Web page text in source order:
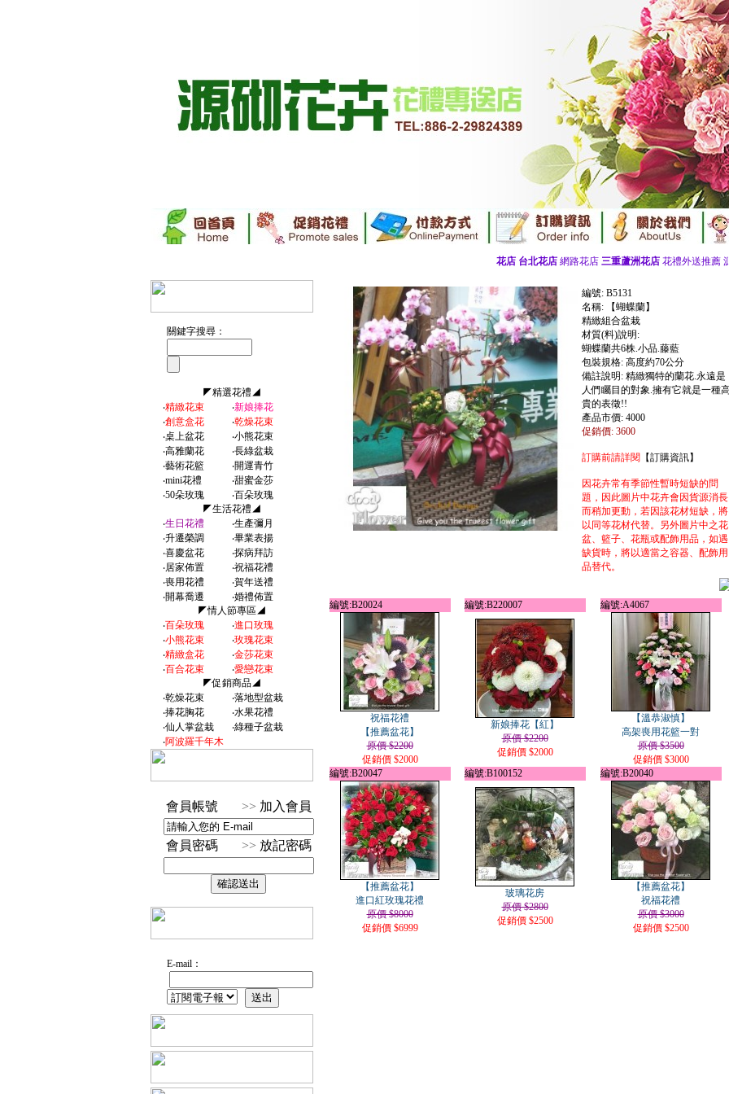
花店台北花店網路花店三重蘆洲花店花禮外送推薦 源
關鍵字搜尋：
◤精選花禮◢
‧精緻花束 ‧新娘捧花
‧創意盒花 ‧乾燥花束
‧桌上盆花 ‧小熊花束
‧高雅蘭花 ‧長綠盆栽
‧藝術花籃 ‧開運青竹
‧mini花禮 ‧甜蜜金莎
‧50朵玫瑰 ‧百朵玫瑰
◤生活花禮◢
‧生日花禮 ‧生產彌月
‧升遷榮調 ‧畢業表揚
‧喜慶盆花 ‧探病拜訪
‧居家佈置 ‧祝福花禮
‧喪用花禮 ‧賀年送禮
‧開幕喬遷 ‧婚禮佈置
◤情人節專區◢
‧百朵玫瑰 ‧進口玫瑰
‧小熊花束 ‧玫瑰花束
‧精緻盒花 ‧金莎花束
‧百合花束 ‧愛戀花束
◤促銷商品◢
‧乾燥花束 ‧落地型盆栽
‧捧花胸花 ‧水果花禮
‧仙人掌盆栽 ‧綠種子盆栽
‧阿波羅千年木
會員帳號 >> 加入會員
會員密碼 >> 放記密碼
E-mail：
編號: B5131
名稱: 【蝴蝶蘭】
精緻組合盆栽
材質(料)說明:
蝴蝶蘭共6株.小品.藤藍
包裝規格: 高度約70公分
備註說明: 精緻獨特的蘭花.永遠是
人們矚目的對象.擁有它就是一種
貴的表徵!!
產品市價: 4000
促銷價: 3600
訂購前請詳閱 【訂購資訊】
因花卉常有季節性暫時短缺的問
題，因此圖片中花卉會因貨源消長
而稍加更動，若因該花材短缺，將
以同等花材代替。另外圖片中之花
盆、籃子、花瓶或配飾用品，如遇
缺貨時，將以適當之容器、配飾用
品替代。
編號:B20024 編號:B220007 編號:A4067
祝福花禮
【推薦盆花】
原價 $2200
促銷價 $2000
新娘捧花【紅】
原價 $2200
促銷價 $2000
【溫恭淑慎】
高架喪用花籃一對
原價 $3500
促銷價 $3000
編號:B20047
編號:B100152 編號:B20040
【推薦盆花】
進口紅玫瑰花禮
原價 $8000
促銷價 $6999
玻璃花房
原價 $2800
促銷價 $2500
【推薦盆花】
祝福花禮
原價 $3000
促銷價 $2500